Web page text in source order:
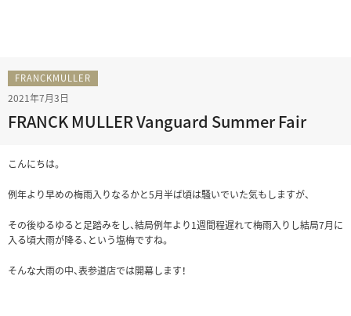
FRANCKMULLER
2021年7月3日
FRANCK MULLER Vanguard Summer Fair
こんにちは。
例年より早めの梅雨入りなるかと5月半ば頃は騒いでいた気もしますが、
その後ゆるゆると足踏みをし、結局例年より1週間程遅れて梅雨入りし結局7月に
入る頃大雨が降る、という塩梅ですね。
そんな大雨の中、表参道店では開幕します！